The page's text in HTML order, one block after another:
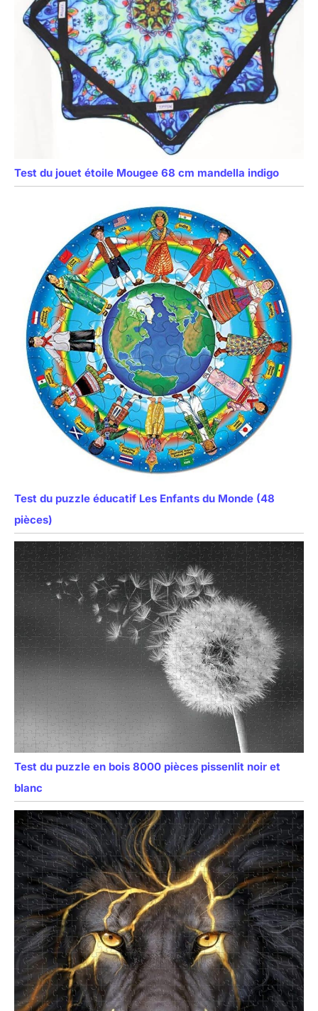
Test du jouet étoile Mougee 68 cm mandella indigo
Test du puzzle éducatif Les Enfants du Monde (48
pièces)
Test du puzzle en bois 8000 pièces pissenlit noir et
blanc